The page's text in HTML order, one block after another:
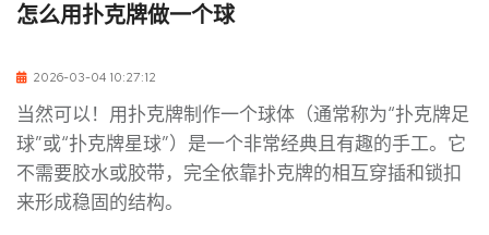
怎么用扑克牌做一个球
2026-03-04 10:27:12
当然可以！用扑克牌制作一个球体（通常称为“扑克牌足
球”或“扑克牌星球”）是一个非常经典且有趣的手工。它
不需要胶水或胶带，完全依靠扑克牌的相互穿插和锁扣
来形成稳固的结构。